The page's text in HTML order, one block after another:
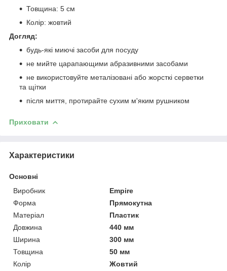
Товщина: 5 см
Колір: жовтий
Догляд:
будь-які миючі засоби для посуду
не мийте царапающими абразивними засобами
не використовуйте металізовані або жорсткі серветки
та щітки
після миття, протирайте сухим м'яким рушником
Приховати
Характеристики
Основні
Виробник
Empire
Форма
Прямокутна
Матеріал
Пластик
Довжина
440 мм
Ширина
300 мм
Товщина
50 мм
Колір
Жовтий